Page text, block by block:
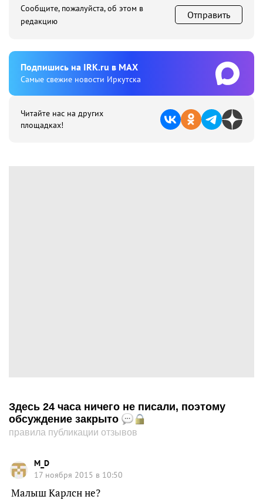
Сообщите, пожалуйста, об этом в
редакцию
Отправить
Подпишиcь на IRK.ru в MAX
Cамые свежие новости Иркутска
Читайте нас на других
площадках!
Здесь 24 часа ничего не писали, поэтому
обсуждение закрыто
правила публикации отзывов
M_D
17 ноября 2015 в 10:50
Малыш Карлсн не?